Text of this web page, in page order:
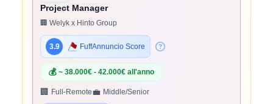
Project Manager
🏢 Welyk x Hinto Group
3.9 FuffAnnuncio Score
💰 ~ 38.000€ - 42.000€ all'anno
🏢 Full-Remote💼 Middle/Senior